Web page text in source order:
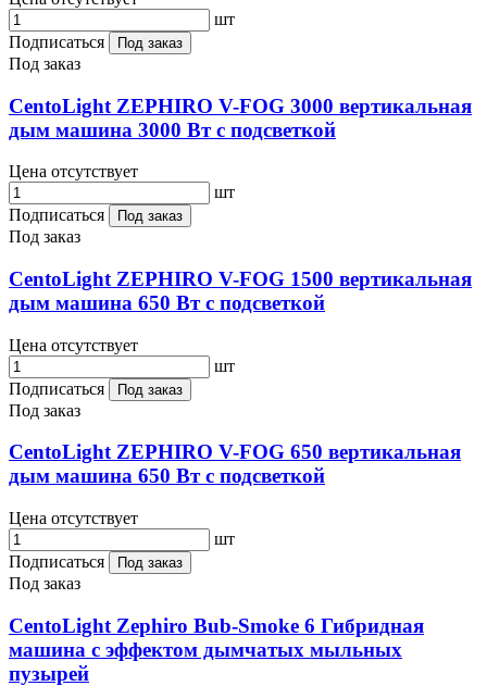
шт
Подписаться
Под заказ
Под заказ
CentoLight ZEPHIRO V-FOG 3000 вертикальная
дым машина 3000 Вт с подсветкой
Цена отсутствует
шт
Подписаться
Под заказ
Под заказ
CentoLight ZEPHIRO V-FOG 1500 вертикальная
дым машина 650 Вт с подсветкой
Цена отсутствует
шт
Подписаться
Под заказ
Под заказ
CentoLight ZEPHIRO V-FOG 650 вертикальная
дым машина 650 Вт с подсветкой
Цена отсутствует
шт
Подписаться
Под заказ
Под заказ
CentoLight Zephiro Bub-Smoke 6 Гибридная
машина c эффектом дымчатых мыльных
пузырей